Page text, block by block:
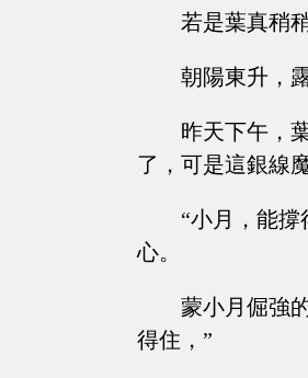
若是葉真稍
朝陽東升，
昨天下午，
了，可是這銀線
“小月，能
心。
蒙小月倔強
得住，”